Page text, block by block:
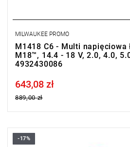
MILWAUKEE PROMO
M1418 C6 - Multi napięciowa
M18™, 14.4 - 18 V, 2.0, 4.0,
4932430086
Price tax included
643,08 zł
889,00 zł
• Napięcie: 12 - 18 V
-17%